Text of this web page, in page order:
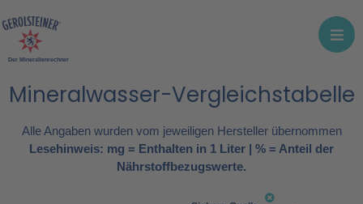
Der Mineralienrechner
Mineralwasser-Vergleichstabelle
Alle Angaben wurden vom jeweiligen Hersteller übernommen
Lesehinweis: mg = Enthalten in 1 Liter | % = Anteil der
Nährstoffbezugswerte.